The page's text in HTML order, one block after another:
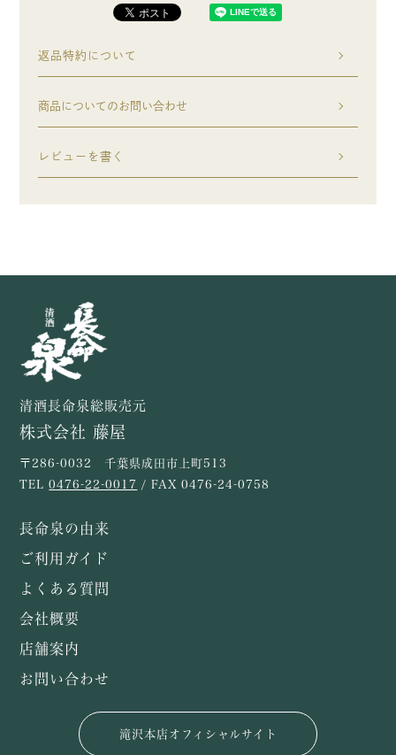
返品特約について
商品についてのお問い合わせ
レビューを書く
清酒長命泉総販売元
株式会社 藤屋
〒286-0032 千葉県成田市上町513
TEL0476-22-0017 / FAX 0476-24-0758
長命泉の由来
ご利用ガイド
よくある質問
会社概要
店舗案内
お問い合わせ
滝沢本店オフィシャルサイト